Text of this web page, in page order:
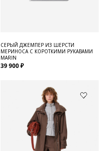
СЕРЫЙ ДЖЕМПЕР ИЗ ШЕРСТИ
МЕРИНОСА С КОРОТКИМИ РУКАВАМИ
MARIN
39 900 ₽